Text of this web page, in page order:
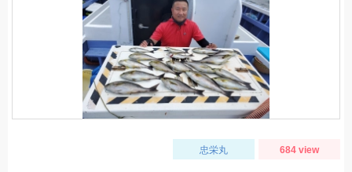
忠栄丸 684 view